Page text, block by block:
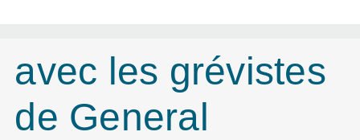
avec les grévistes
de General